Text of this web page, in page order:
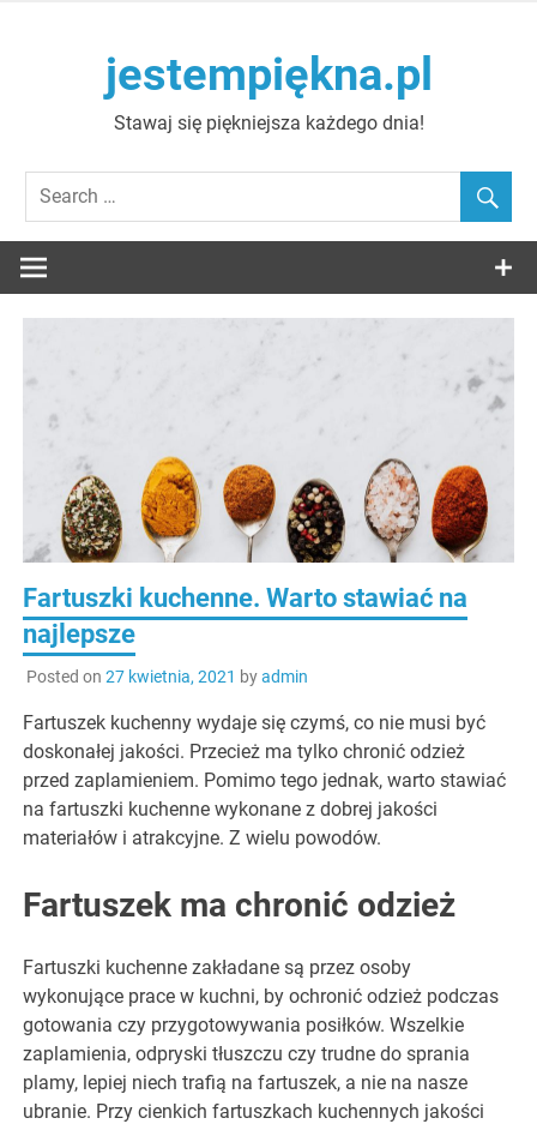
jestempiękna.pl
Stawaj się piękniejsza każdego dnia!
Fartuszki kuchenne. Warto stawiać na
najlepsze
Posted on 27 kwietnia, 2021 byadmin
Fartuszek kuchenny wydaje się czymś, co nie musi być
doskonałej jakości. Przecież ma tylko chronić odzież
przed zaplamieniem. Pomimo tego jednak, warto stawiać
na fartuszki kuchenne wykonane z dobrej jakości
materiałów i atrakcyjne. Z wielu powodów.
Fartuszek ma chronić odzież
Fartuszki kuchenne zakładane są przez osoby
wykonujące prace w kuchni, by ochronić odzież podczas
gotowania czy przygotowywania posiłków. Wszelkie
zaplamienia, odpryski tłuszczu czy trudne do sprania
plamy, lepiej niech trafią na fartuszek, a nie na nasze
ubranie. Przy cienkich fartuszkach kuchennych jakości